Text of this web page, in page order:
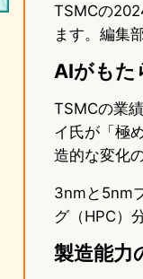
TSMCの
ます。編集
AIがもた
TSMCの業
イ氏が「極
造的な変化
3nmと5nm
グ（HPC）
製造能力